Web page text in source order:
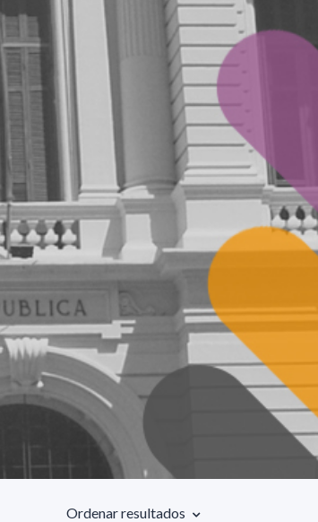
Ordenar resultados